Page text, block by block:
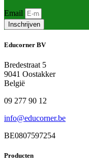
Email
Inschrijven
Educorner BV
Bredestraat 5
9041 Oostakker
België
09 277 90 12
info@educorner.be
BE0807597254
Producten